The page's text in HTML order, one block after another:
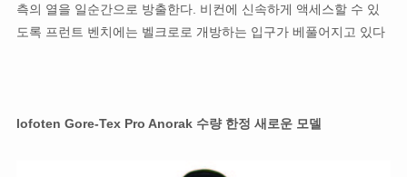
측의 열을 일순간으로 방출한다. 비컨에 신속하게 액세스할 수 있
도록 프런트 벤치에는 벨크로로 개방하는 입구가 베풀어지고 있다
lofoten Gore-Tex Pro Anorak 수량 한정 새로운 모델